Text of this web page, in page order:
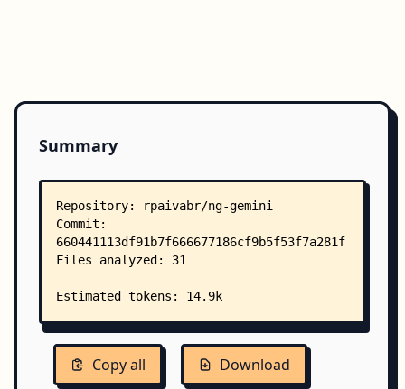
Summary
Copy all Download